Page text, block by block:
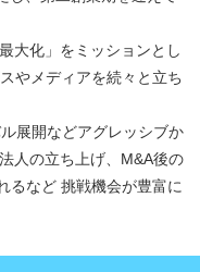
大化」をミッションとし
やメディアを続々と立ち
展開などアグレッシブか
人の立ち上げ、M&A後の
るなど 挑戦機会が豊富に